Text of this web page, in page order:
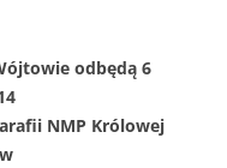
odbędą 6
NMP Królowej